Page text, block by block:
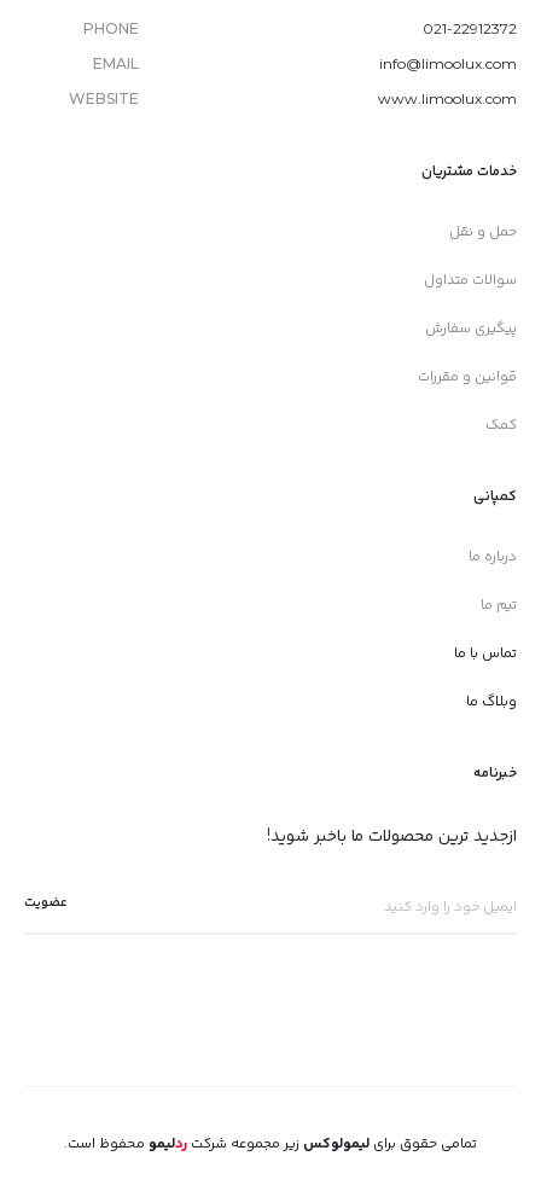
PHONE
021-22912372
EMAIL
info@limoolux.com
WEBSITE
www.limoolux.com
خدمات مشتریان
حمل و نقل
سوالات متداول
پیگیری سفارش
قوانین و مقررات
کمک
کمپانی
درباره ما
تیم ما
تماس با ما
وبلاگ ما
خبرنامه
ازجدید ترین محصولات ما باخبر شوید!
تمامی حقوق برای لیمولوکس زیر مجموعه شرکت ردلیمو محفوظ است.